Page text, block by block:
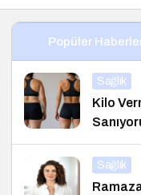
Popüler
Sağlık
Kilo
Sağlık